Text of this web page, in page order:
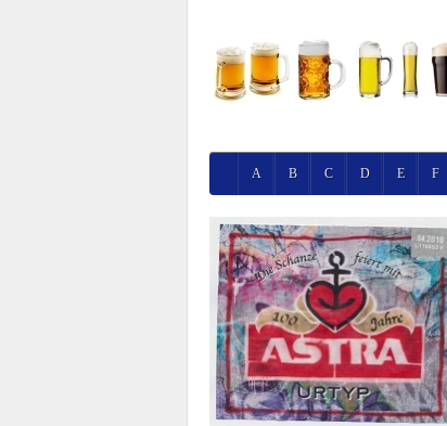
A B C D E F